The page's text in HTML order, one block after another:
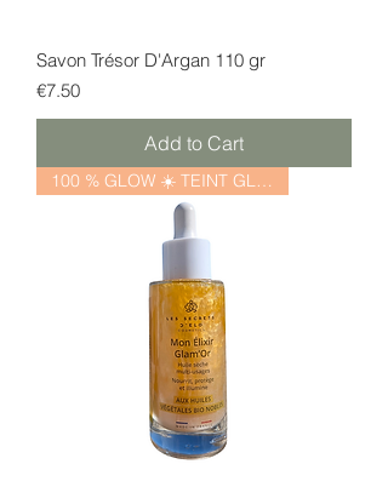
Savon Trésor D'Argan 110 gr
Price
€7.50
Add to Cart
100 % GLOW ☀️ TEINT GLOWY